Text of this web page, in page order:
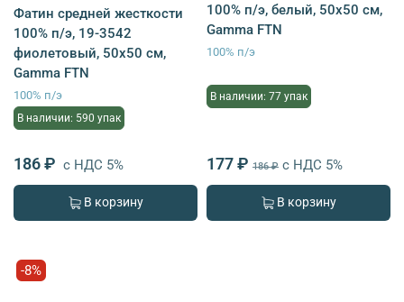
Фатин средней жесткости
100% п/э, 19-3542
фиолетовый, 50х50 см,
Gamma FTN
100% п/э
В наличии: 590 упак
186 ₽ с НДС 5%
В корзину
100% п/э, белый, 50х50 см,
Gamma FTN
100% п/э
В наличии: 77 упак
177 ₽ 186 ₽ с НДС 5%
В корзину
-8%